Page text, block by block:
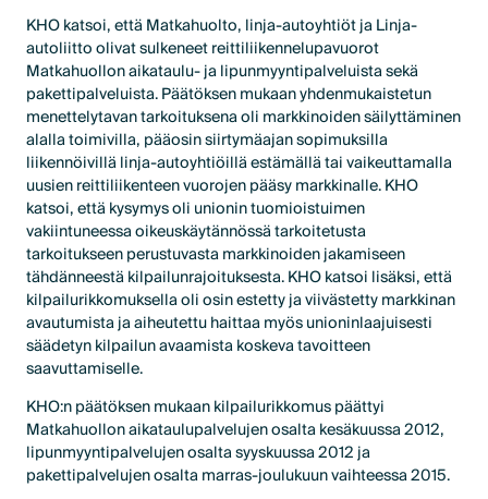
KHO katsoi, että Matkahuolto, linja-autoyhtiöt ja Linja-
autoliitto olivat sulkeneet reittiliikennelupavuorot
Matkahuollon aikataulu- ja lipunmyyntipalveluista sekä
pakettipalveluista. Päätöksen mukaan yhdenmukaistetun
menettelytavan tarkoituksena oli markkinoiden säilyttäminen
alalla toimivilla, pääosin siirtymäajan sopimuksilla
liikennöivillä linja-autoyhtiöillä estämällä tai vaikeuttamalla
uusien reittiliikenteen vuorojen pääsy markkinalle. KHO
katsoi, että kysymys oli unionin tuomioistuimen
vakiintuneessa oikeuskäytännössä tarkoitetusta
tarkoitukseen perustuvasta markkinoiden jakamiseen
tähdänneestä kilpailunrajoituksesta. KHO katsoi lisäksi, että
kilpailurikkomuksella oli osin estetty ja viivästetty markkinan
avautumista ja aiheutettu haittaa myös unioninlaajuisesti
säädetyn kilpailun avaamista koskeva tavoitteen
saavuttamiselle.
KHO:n päätöksen mukaan kilpailurikkomus päättyi
Matkahuollon aikataulupalvelujen osalta kesäkuussa 2012,
lipunmyyntipalvelujen osalta syyskuussa 2012 ja
pakettipalvelujen osalta marras-joulukuun vaihteessa 2015.